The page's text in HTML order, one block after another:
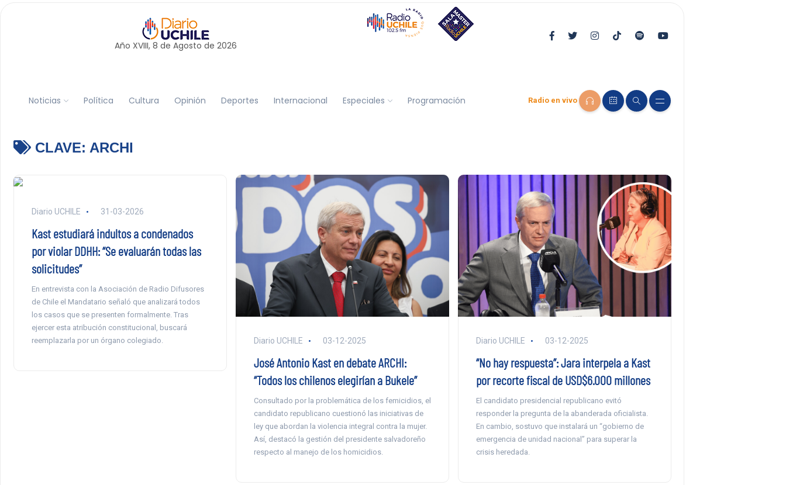
Año XVIII, 8 de Agosto de 2026
Noticias Política Cultura Opinión Deportes Internacional Especiales Programación Radio en vivo
CLAVE: ARCHI
Diario UCHILE 31-03-2026
Kast estudiará indultos a condenados
por violar DDHH: “Se evaluarán todas las
solicitudes”
En entrevista con la Asociación de Radio Difusores
de Chile el Mandatario señaló que analizará todos
los casos que se presenten formalmente. Tras
ejercer esta atribución constitucional, buscará
reemplazarla por un órgano colegiado.
Diario UCHILE 03-12-2025
José Antonio Kast en debate ARCHI:
“Todos los chilenos elegirían a Bukele”
Consultado por la problemática de los femicidios, el
candidato republicano cuestionó las iniciativas de
ley que abordan la violencia integral contra la mujer.
Así, destacó la gestión del presidente salvadoreño
respecto al manejo de los homicidios.
Diario UCHILE 03-12-2025
“No hay respuesta”: Jara interpela a Kast
por recorte fiscal de USD$6.000 millones
El candidato presidencial republicano evitó
responder la pregunta de la abanderada oficialista.
En cambio, sostuvo que instalará un “gobierno de
emergencia de unidad nacional” para superar la
crisis heredada.